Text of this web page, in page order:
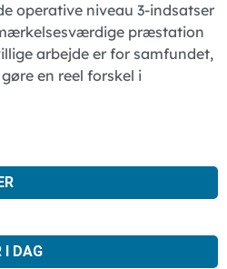
operative niveau 3-indsatser
præstation
arbejde er for samfundet,
en reel forskel i
I DAG